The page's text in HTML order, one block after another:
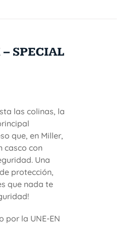
SPECIAL
las colinas, la
que, en Miller,
casco con
Una
protección,
que nada te
por la UNE-EN